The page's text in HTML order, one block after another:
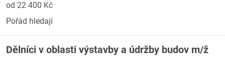
od 22 400 Kč
Pořád hledají
Dělníci v oblasti výstavby a údržby budov m/ž